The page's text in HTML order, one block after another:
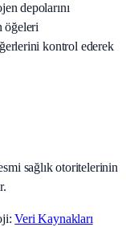
depolarını
öğeleri
kontrol ederek
sağlık otoritelerinin
Veri Kaynakları